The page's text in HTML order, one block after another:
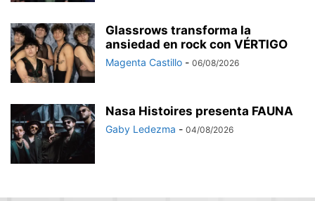
Glassrows transforma la
ansiedad en rock con VÉRTIGO
Magenta Castillo - 06/08/2026
Nasa Histoires presenta FAUNA
Gaby Ledezma - 04/08/2026